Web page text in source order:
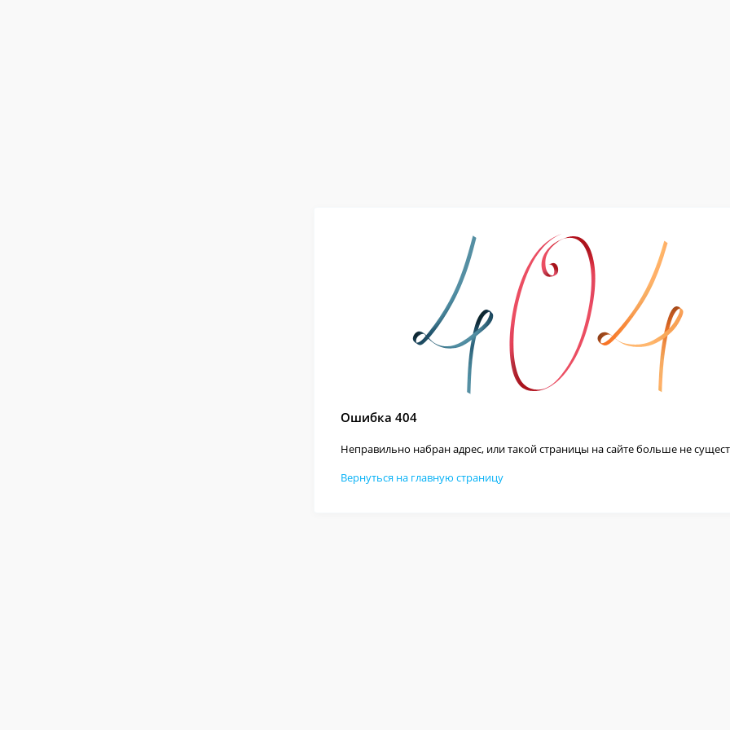
Ошибка 404
Неправильно набран адрес, или такой страницы на сайте больше не
Вернуться на главную страницу